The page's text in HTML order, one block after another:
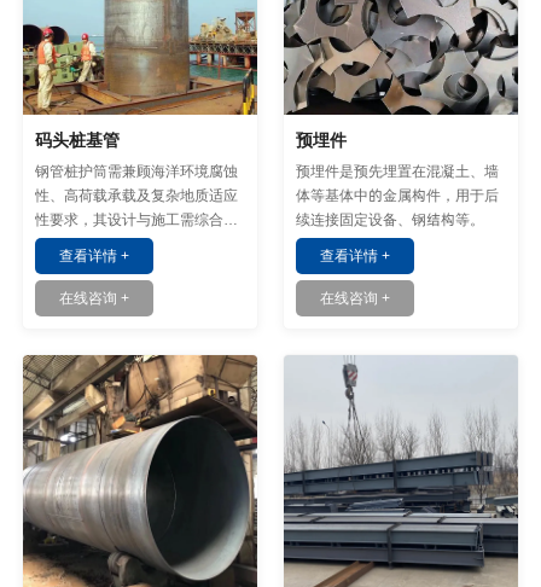
码头桩基管
钢管桩护筒需兼顾海洋环境腐蚀
性、高荷载承载及复杂地质适应
性要求，其设计与施工需综合材
料性能、结构优化与工艺控制。
查看详情 +
在线咨询 +
预埋件
预埋件是预先埋置在混凝土、墙
体等基体中的金属构件，用于后
续连接固定设备、钢结构等。
查看详情 +
在线咨询 +